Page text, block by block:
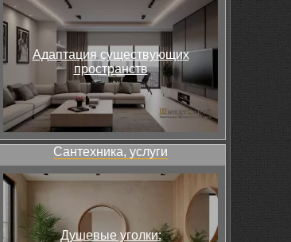
Адаптация существующих
пространств
Сантехника, услуги
Душевые уголки: